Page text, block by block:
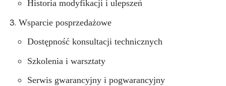
Historia modyfikacji i ulepszeń
Wsparcie posprzedażowe
Dostępność konsultacji technicznych
Szkolenia i warsztaty
Serwis gwarancyjny i pogwarancyjny